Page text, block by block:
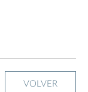
VOLVER